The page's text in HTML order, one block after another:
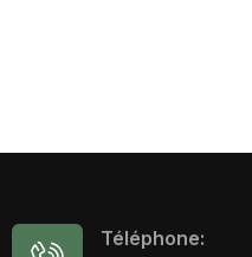
Téléphone: